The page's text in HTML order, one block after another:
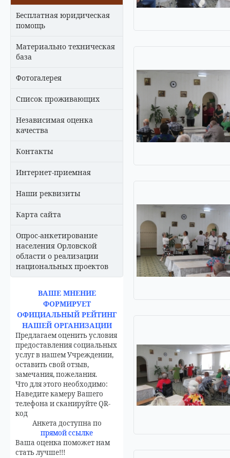
Бесплатная юридическая
помощь
Материально техническая
база
Фотогалерея
Список проживающих
Независимая оценка
качества
Контакты
Интернет-приемная
Наши реквизиты
Карта сайта
Опрос-анкетирование
населения Орловской
области о реализации
национальных проектов
ВАШЕ МНЕНИЕ
ФОРМИРУЕТ
ОФИЦИАЛЬНЫЙ РЕЙТИНГ
НАШЕЙ ОРГАНИЗАЦИИ
Предлагаем оценить условия
предоставления социальных
услуг в нашем Учреждении,
оставить свой отзыв,
замечания, пожелания.
Что для этого необходимо:
Наведите камеру Вашего
телефона и сканируйте QR-
код
Анкета доступна по
прямой ссылке
Ваша оценка поможет нам
стать лучше!!!